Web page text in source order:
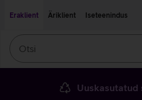
Eraklient
Äriklient Iseteenindus
Uuskasutatud